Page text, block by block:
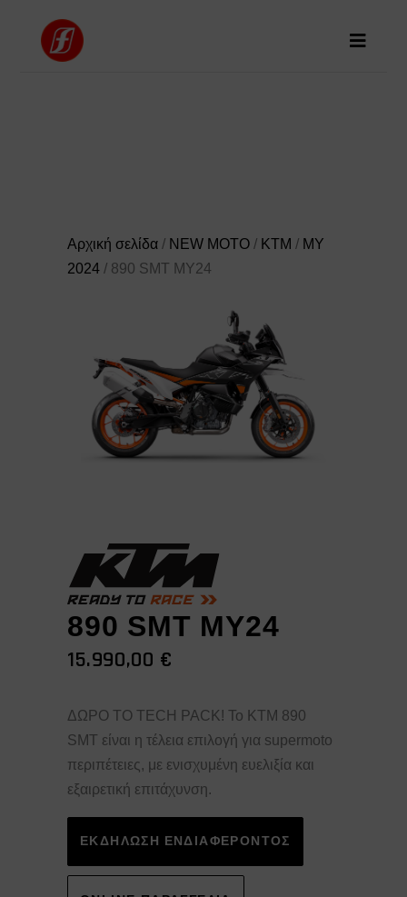
Αρχική σελίδα / NEW MOTO / KTM / MY
2024 / 890 SMT MY24
890 SMT MY24
15.990,00 €
ΔΩΡΟ ΤΟ TECH PACK! Το KTM 890
SMT είναι η τέλεια επιλογή για supermoto
περιπέτειες, με ενισχυμένη ευελιξία και
εξαιρετική επιτάχυνση.
ΕΚΔΗΛΩΣΗ ΕΝΔΙΑΦΕΡΟΝΤΟΣ